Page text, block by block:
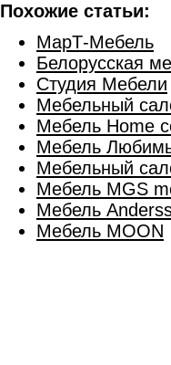
Похожие статьи:
МарТ-Мебель
Белорусская
Студия Мебели
Мебельный
Мебель Home
Мебель
Мебельный
Мебель MGS
Мебель
Мебель MOON